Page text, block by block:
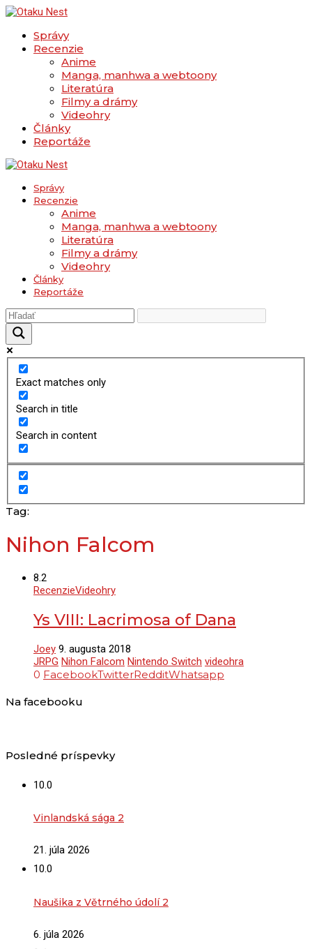
Správy
Recenzie
Anime
Manga, manhwa a webtoony
Literatúra
Filmy a drámy
Videohry
Články
Reportáže
Správy
Recenzie
Anime
Manga, manhwa a webtoony
Literatúra
Filmy a drámy
Videohry
Články
Reportáže
Exact matches only
Search in title
Search in content
Tag:
Nihon Falcom
8.2
RecenzieVideohry
Ys VIII: Lacrimosa of Dana
Joey 9. augusta 2018
JRPG Nihon Falcom Nintendo Switch videohra
0 FacebookTwitterRedditWhatsapp
Na facebooku
Posledné príspevky
10.0
Vinlandská sága 2
21. júla 2026
10.0
Naušika z Větrného údolí 2
6. júla 2026